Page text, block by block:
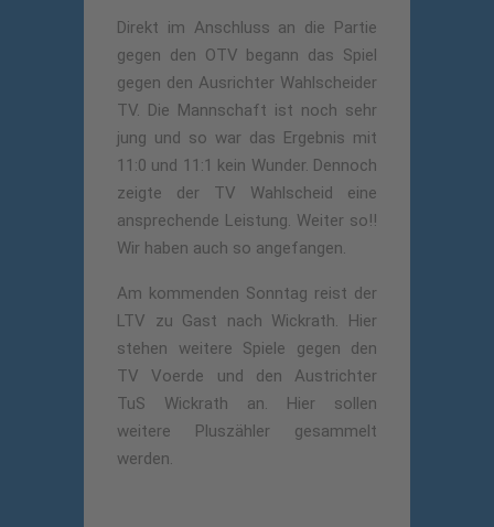
Direkt im Anschluss an die Partie
gegen den OTV begann das Spiel
gegen den Ausrichter Wahlscheider
TV. Die Mannschaft ist noch sehr
jung und so war das Ergebnis mit
11:0 und 11:1 kein Wunder. Dennoch
zeigte der TV Wahlscheid eine
ansprechende Leistung. Weiter so!!
Wir haben auch so angefangen.
Am kommenden Sonntag reist der
LTV zu Gast nach Wickrath. Hier
stehen weitere Spiele gegen den
TV Voerde und den Austrichter
TuS Wickrath an. Hier sollen
weitere Pluszähler gesammelt
werden.